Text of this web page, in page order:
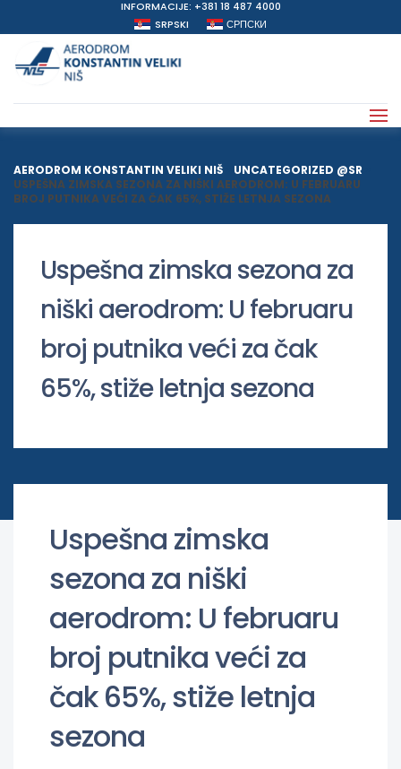
INFORMACIJE: +381 18 487 4000
SRPSKI
СРПСКИ
AERODROM KONSTANTIN VELIKI NIŠ UNCATEGORIZED @SR
USPEŠNA ZIMSKA SEZONA ZA NIŠKI AERODROM: U FEBRUARU
BROJ PUTNIKA VEĆI ZA ČAK 65%, STIŽE LETNJA SEZONA
Uspešna zimska sezona za
niški aerodrom: U februaru
broj putnika veći za čak
65%, stiže letnja sezona
Uspešna zimska
sezona za niški
aerodrom: U februaru
broj putnika veći za
čak 65%, stiže letnja
sezona